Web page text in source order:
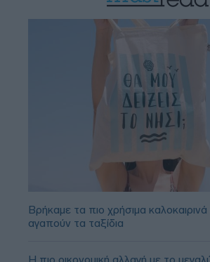
Βρήκαμε τα πιο χρήσιμα
αγαπούν τα ταξίδια
Η πιο οικονομική αλλαγή με το